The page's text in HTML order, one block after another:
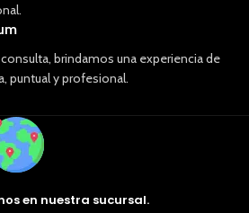
brindamos una experiencia de
puntual y profesional.
en nuestra sucursal.